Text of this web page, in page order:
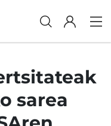
sarea